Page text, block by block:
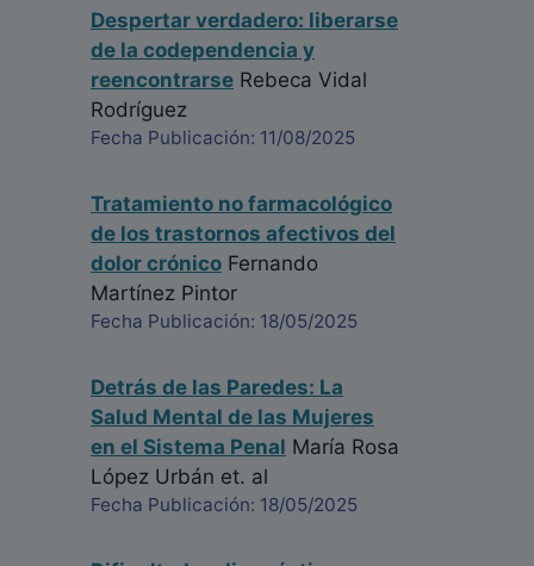
Despertar verdadero: liberarse
de la codependencia y
reencontrarse Rebeca Vidal
Rodríguez
Fecha Publicación: 11/08/2025
Tratamiento no farmacológico
de los trastornos afectivos del
dolor crónico Fernando
Martínez Pintor
Fecha Publicación: 18/05/2025
Detrás de las Paredes: La
Salud Mental de las Mujeres
en el Sistema Penal María Rosa
López Urbán et. al
Fecha Publicación: 18/05/2025